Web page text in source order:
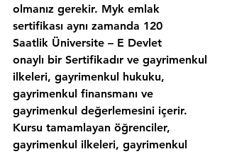
olmanız gerekir. Myk emlak
sertifikası aynı zamanda 120
Saatlik Üniversite – E Devlet
onaylı bir Sertifikadır ve gayrimenkul
ilkeleri, gayrimenkul hukuku,
gayrimenkul finansmanı ve
gayrimenkul değerlemesini içerir.
Kursu tamamlayan öğrenciler,
gayrimenkul ilkeleri, gayrimenkul